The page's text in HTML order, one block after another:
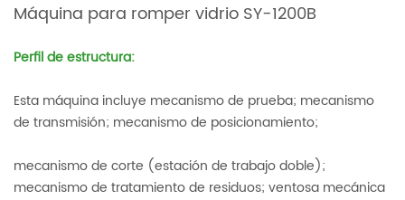
Máquina para romper vidrio SY-1200B
Perfil de estructura:
Esta máquina incluye mecanismo de prueba; mecanismo
de transmisión; mecanismo de posicionamiento;
mecanismo de corte (estación de trabajo doble);
mecanismo de tratamiento de residuos; ventosa mecánica